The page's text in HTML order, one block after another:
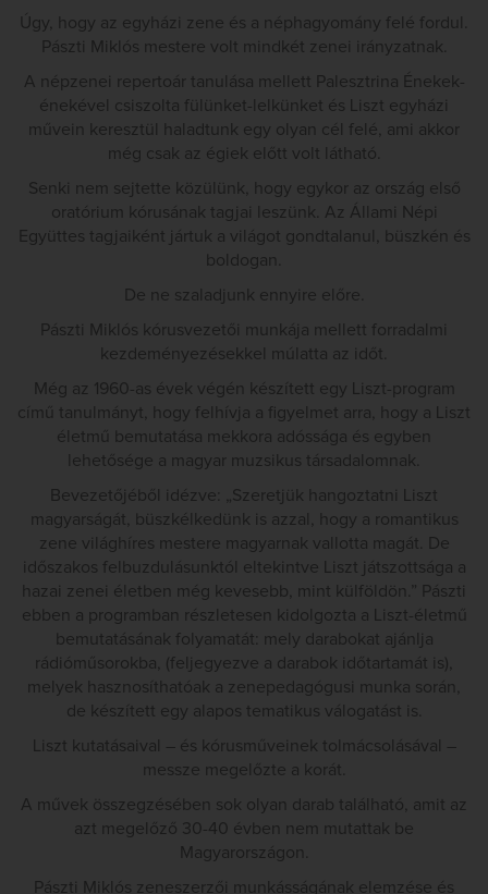
Úgy, hogy az egyházi zene és a néphagyomány felé fordul.
Pászti Miklós mestere volt mindkét zenei irányzatnak.
A népzenei repertoár tanulása mellett Palesztrina Énekek-
énekével csiszolta fülünket-lelkünket és Liszt egyházi
művein keresztül haladtunk egy olyan cél felé, ami akkor
még csak az égiek előtt volt látható.
Senki nem sejtette közülünk, hogy egykor az ország első
oratórium kórusának tagjai leszünk. Az Állami Népi
Együttes tagjaiként jártuk a világot gondtalanul, büszkén és
boldogan.
De ne szaladjunk ennyire előre.
Pászti Miklós kórusvezetői munkája mellett forradalmi
kezdeményezésekkel múlatta az időt.
Még az 1960-as évek végén készített egy Liszt-program
című tanulmányt, hogy felhívja a figyelmet arra, hogy a Liszt
életmű bemutatása mekkora adóssága és egyben
lehetősége a magyar muzsikus társadalomnak.
Bevezetőjéből idézve: „Szeretjük hangoztatni Liszt
magyarságát, büszkélkedünk is azzal, hogy a romantikus
zene világhíres mestere magyarnak vallotta magát. De
időszakos felbuzdulásunktól eltekintve Liszt játszottsága a
hazai zenei életben még kevesebb, mint külföldön.” Pászti
ebben a programban részletesen kidolgozta a Liszt-életmű
bemutatásának folyamatát: mely darabokat ajánlja
rádióműsorokba, (feljegyezve a darabok időtartamát is),
melyek hasznosíthatóak a zenepedagógusi munka során,
de készített egy alapos tematikus válogatást is.
Liszt kutatásaival – és kórusműveinek tolmácsolásával –
messze megelőzte a korát.
A művek összegzésében sok olyan darab található, amit az
azt megelőző 30-40 évben nem mutattak be
Magyarországon.
Pászti Miklós zeneszerzői munkásságának elemzése és